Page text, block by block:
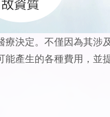
決定。不僅因為其涉
產生的各種費用，並